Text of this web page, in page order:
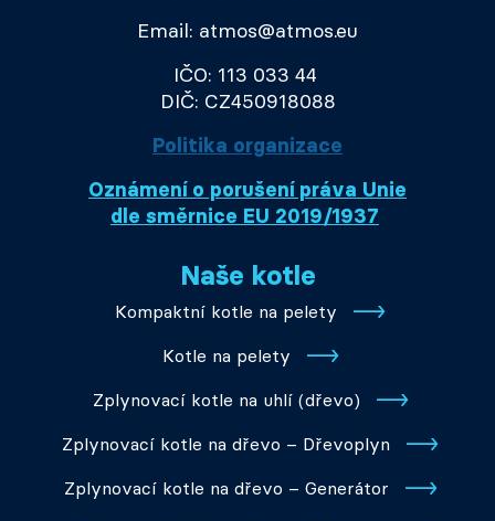
Email: atmos@atmos.eu
IČO: 113 033 44
DIČ: CZ450918088
Politika organizace
Oznámení o porušení práva Unie
dle směrnice EU 2019/1937
Naše kotle
Kompaktní kotle na pelety
Kotle na pelety
Zplynovací kotle na uhlí (dřevo)
Zplynovací kotle na dřevo – Dřevoplyn
Zplynovací kotle na dřevo – Generátor